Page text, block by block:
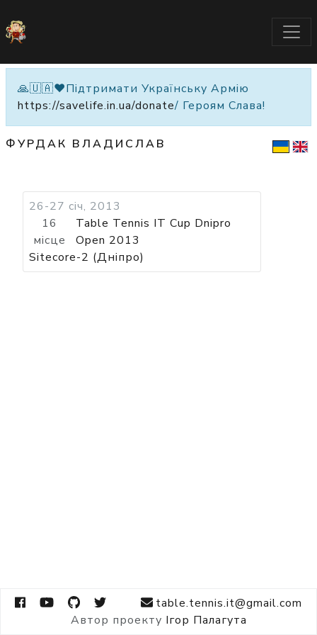
🙏🇺🇦❤️Підтримати Українську Армію
https://savelife.in.ua/donate/ Героям Слава!
ФУРДАК ВЛАДИСЛАВ
26-27 січ, 2013
16
місце
Table Tennis IT Cup Dnipro
Open 2013
Sitecore-2 (Дніпро)
table.tennis.it@gmail.com
Автор проекту Ігор Палагута